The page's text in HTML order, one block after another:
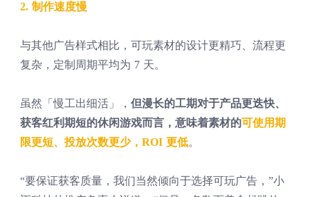
2. 制作速度慢
与其他广告样式相比，可玩素材的设计更精巧、流程更
复杂，定制周期平均为 7 天。
虽然「慢工出细活」， 但漫长的工期对于产品更迭快、
获客红利期短的休闲游戏而言，意味着素材的可使用期
限更短、投放次数更少，ROI 更低。
“要保证获客质量，我们当然倾向于选择可玩广告，”小